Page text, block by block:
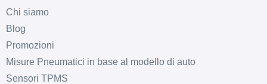
Chi siamo
Blog
Promozioni
Misure Pneumatici in base al modello di auto
Sensori TPMS